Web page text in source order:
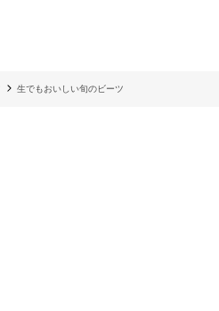
生でもおいしい旬のビーツ